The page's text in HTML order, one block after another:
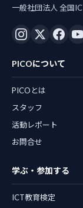
一般社団法人 全国
PICOについて
PICOとは
スタッフ
活動レポート
お問合せ
学ぶ・参加する
ICT教育検定